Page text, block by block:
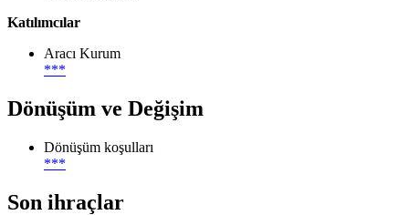
Katılımcılar
Aracı Kurum
***
Dönüşüm ve Değişim
Dönüşüm koşulları
***
Son ihraçlar